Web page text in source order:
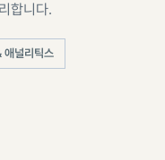
합니다.
애널리틱스